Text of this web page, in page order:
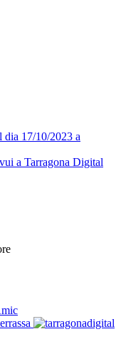
dia 17/10/2023 a
a Tarragona Digital